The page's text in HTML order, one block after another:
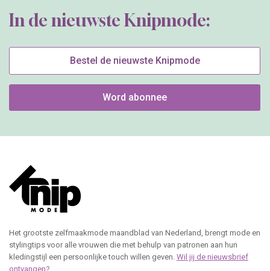
In de nieuwste Knipmode:
Bestel de nieuwste Knipmode
Word abonnee
Het grootste zelfmaakmode maandblad van Nederland, brengt mode en
stylingtips voor alle vrouwen die met behulp van patronen aan hun
kledingstijl een persoonlijke touch willen geven. Wil jij de nieuwsbrief
ontvangen?